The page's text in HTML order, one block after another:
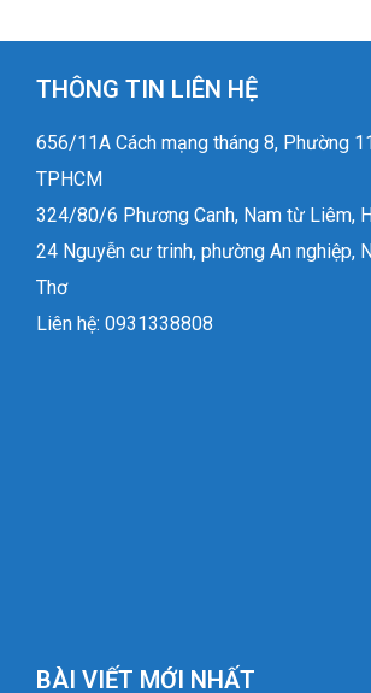
THÔNG TIN LIÊN HỆ
656/11A Cách mạng tháng 8, Phường
TPHCM
324/80/6 Phương Canh, Nam từ Liêm,
24 Nguyễn cư trinh, phường An nghiệp,
Thơ
Liên hệ: 0931338808
BÀI VIẾT MỚI NHẤT